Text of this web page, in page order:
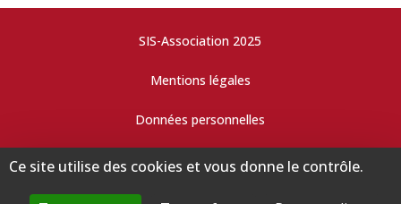
SIS-Association 2025
Mentions légales
Données personnelles
Cookies
Ce site utilise des cookies et vous donne le contrôle.